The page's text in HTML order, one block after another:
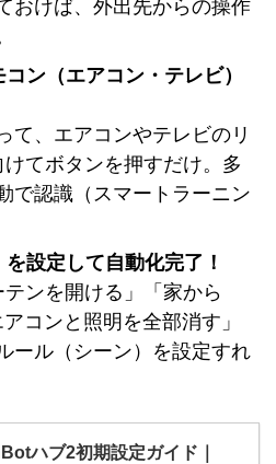
おけば、外出先からの操作
ン（エアコン・テレビ）
て、エアコンやテレビのリ
てボタンを押すだけ。多
で認識（スマートラーニン
設定して自動化完了！
テンを開ける」「家から
コンと照明を全部消す」
ール（シーン）を設定すれ
ハブ2初期設定ガイド｜